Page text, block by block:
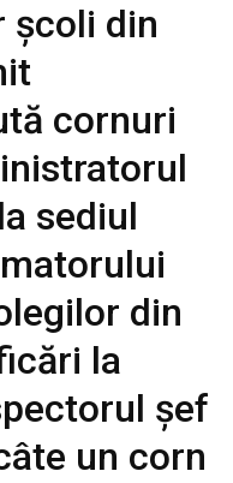
școli din
cornuri
sediul
din
la
șef
un corn